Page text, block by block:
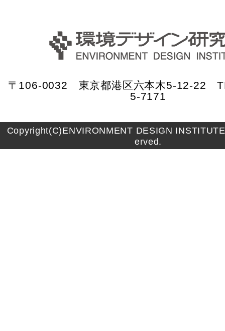
〒106-0032 東京都港区六本木5-12-22
5-7171
Copyright(C)ENVIRONMENT DESIGN
erved.